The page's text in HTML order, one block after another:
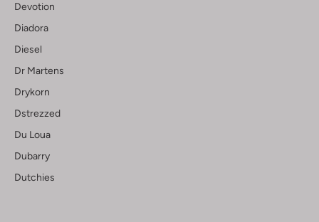
Devotion
Diadora
Diesel
Dr Martens
Drykorn
Dstrezzed
Du Loua
Dubarry
Dutchies